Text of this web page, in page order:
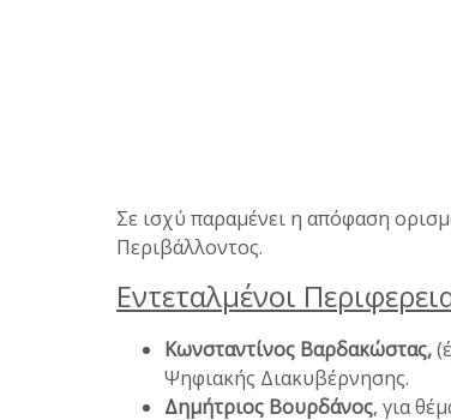
Σε ισχύ παραμένει η απόφαση
Περιβάλλοντος.
Εντεταλμένοι
Κωνσταντίνος Βαρδακώστας,
Ψηφιακής Διακυβέρνησης.
Δημήτριος Βουρδάνος, για